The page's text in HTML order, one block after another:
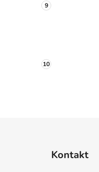
Kontakt